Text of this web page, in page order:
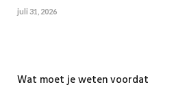
juli 31, 2026
Wat moet je weten voordat